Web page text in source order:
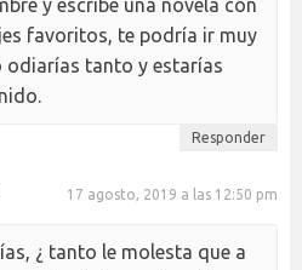
y escribe una novela con
favoritos, te podría ir muy
odiarías tanto y estarías
Responder
17 agosto, 2019 a las 12:50 pm
¿ tanto le molesta que a